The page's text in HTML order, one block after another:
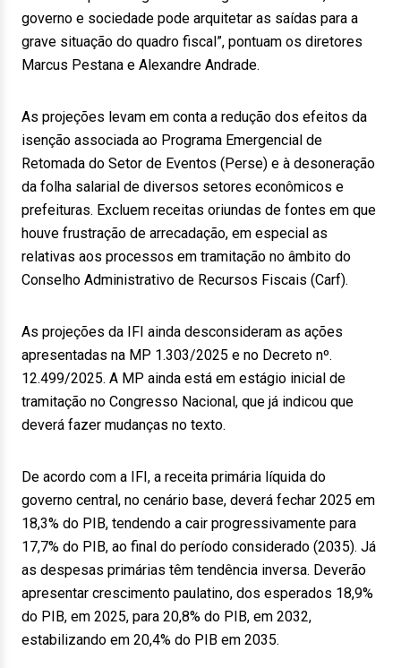
governo e sociedade pode arquitetar as saídas para a
grave situação do quadro fiscal”, pontuam os diretores
Marcus Pestana e Alexandre Andrade.
As projeções levam em conta a redução dos efeitos da
isenção associada ao Programa Emergencial de
Retomada do Setor de Eventos (Perse) e à desoneração
da folha salarial de diversos setores econômicos e
prefeituras. Excluem receitas oriundas de fontes em que
houve frustração de arrecadação, em especial as
relativas aos processos em tramitação no âmbito do
Conselho Administrativo de Recursos Fiscais (Carf).
As projeções da IFI ainda desconsideram as ações
apresentadas na MP 1.303/2025 e no Decreto nº.
12.499/2025. A MP ainda está em estágio inicial de
tramitação no Congresso Nacional, que já indicou que
deverá fazer mudanças no texto.
De acordo com a IFI, a receita primária líquida do
governo central, no cenário base, deverá fechar 2025 em
18,3% do PIB, tendendo a cair progressivamente para
17,7% do PIB, ao final do período considerado (2035). Já
as despesas primárias têm tendência inversa. Deverão
apresentar crescimento paulatino, dos esperados 18,9%
do PIB, em 2025, para 20,8% do PIB, em 2032,
estabilizando em 20,4% do PIB em 2035.